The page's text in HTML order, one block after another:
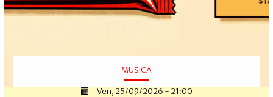
MUSICA
Ven, 25/09/2026 - 21:00